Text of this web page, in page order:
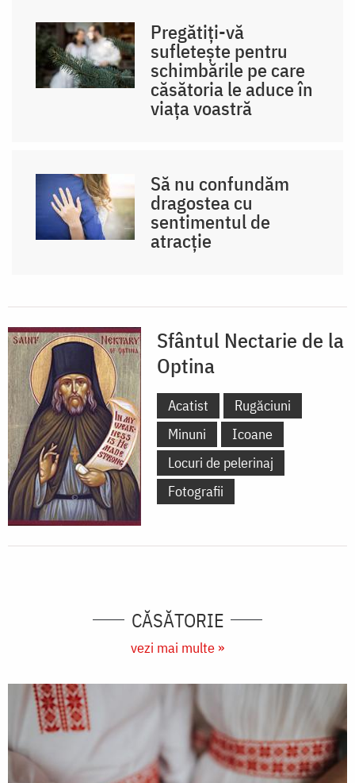
Pregătiți-vă
sufletește pentru
schimbările pe care
căsătoria le aduce în
viața voastră
Să nu confundăm
dragostea cu
sentimentul de
atracție
Sfântul Nectarie de la
Optina
Acatist
Rugăciuni
Minuni
Icoane
Locuri de pelerinaj
Fotografii
CĂSĂTORIE
vezi mai multe »